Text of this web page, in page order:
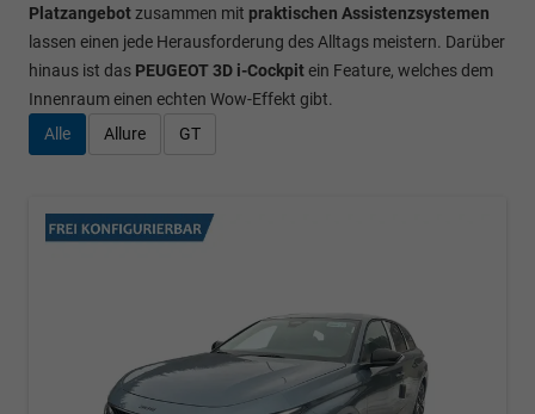
Platzangebotzusammen mit praktischen Assistenzsystemen
lassen einen jede Herausforderung des Alltags meistern. Darüber
hinaus ist das PEUGEOT 3D i-Cockpitein Feature, welches dem
Innenraum einen echten Wow-Effekt gibt.
Alle
Allure GT